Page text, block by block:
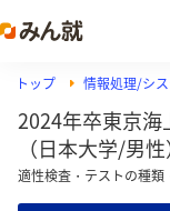
トップ 情報処理/シ
2024年卒東京海
（日本大学/男
適性検査・テストの種類